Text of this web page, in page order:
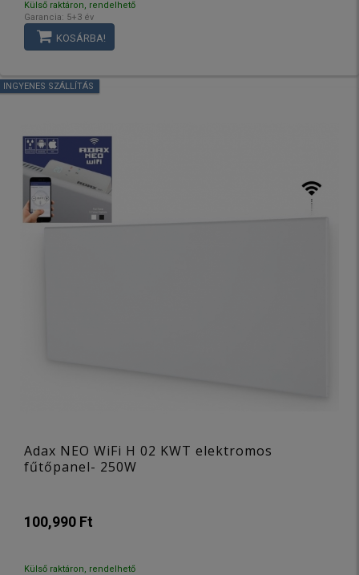
Külső raktáron, rendelhető
Garancia: 5+3 év
KOSÁRBA!
INGYENES SZÁLLÍTÁS
Adax NEO WiFi H 02 KWT elektromos
fűtőpanel- 250W
100,990 Ft
Külső raktáron, rendelhető